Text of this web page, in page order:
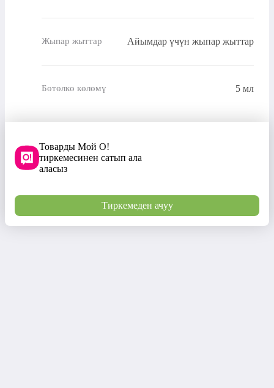
Жыпар жыттар Айымдар үчүн жыпар жыттар
Бөтөлкө көлөмү 5 мл
Товарды Мой О!
тиркемесинен сатып ала
аласыз
Тиркемеден ачуу